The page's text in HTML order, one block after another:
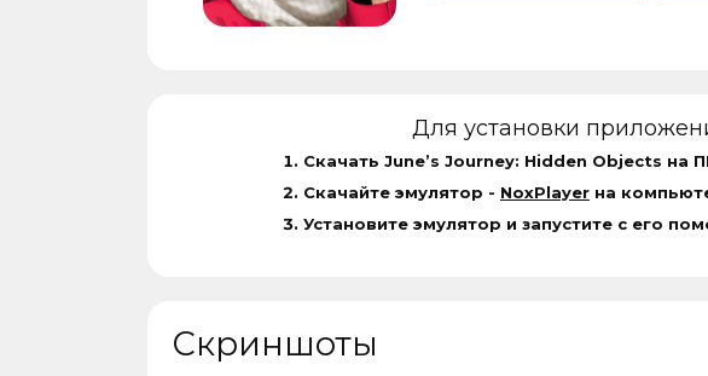
Для установки
Скачать June’s Journey: Hidden Objects на
Скачайте эмулятор - NoxPlayer на
Установите эмулятор и запустите с его
Скриншоты